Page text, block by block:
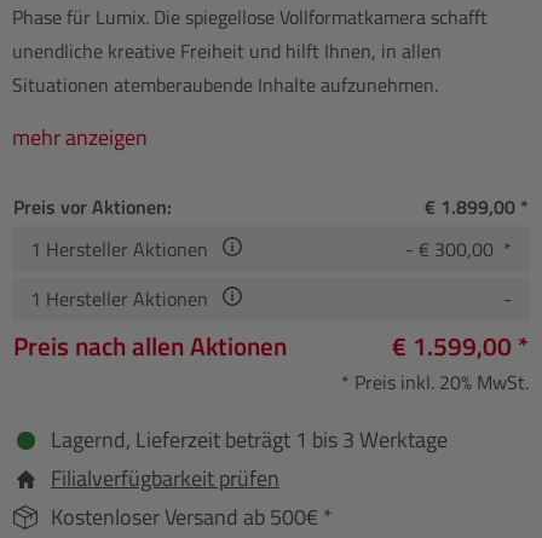
Phase für Lumix. Die spiegellose Vollformatkamera schafft
unendliche kreative Freiheit und hilft Ihnen, in allen
Situationen atemberaubende Inhalte aufzunehmen.
mehr anzeigen
Preis vor Aktionen:
€ 1.899,00 *
1 Hersteller Aktionen
- € 300,00 *
1 Hersteller Aktionen -
Preis nach allen Aktionen € 1.599,00 *
* Preis inkl. 20% MwSt.
Lagernd, Lieferzeit beträgt 1 bis 3 Werktage
Filialverfügbarkeit prüfen
Kostenloser Versand ab 500€ *